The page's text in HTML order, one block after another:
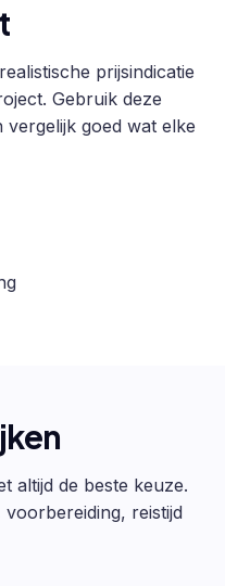
prijsindicatie
Gebruik deze
goed wat elke
altijd de beste keuze.
reistijd